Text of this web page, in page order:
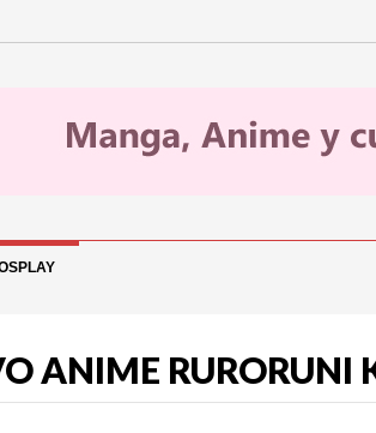
ANIME RURORUNI